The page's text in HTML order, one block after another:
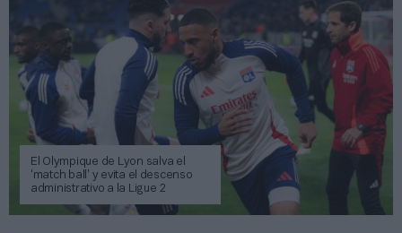
El Olympique de Lyon salva el
‘match ball’ y evita el descenso
administrativo a la Ligue 2